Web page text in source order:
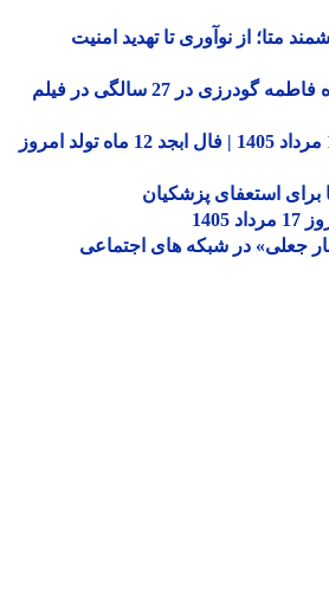
از نوآوری تا تهدید امنیت
عکس| سفر زمان؛ چهره فاطمه گودرزی در 27 سالگی در فیلم
فال ابجد امروز شنبه 17 مرداد 1405 | فال ابجد 12 ماه تولد امروز
استعفای پزشکیان
جعلی» در شبکه های اجتماعی